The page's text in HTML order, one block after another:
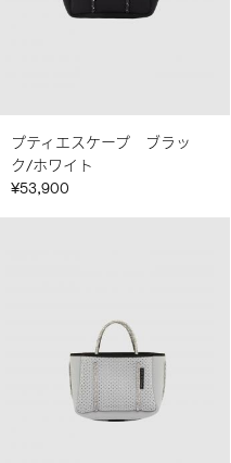
プティエスケープ ブラッ
ク/ホワイト
¥53,900